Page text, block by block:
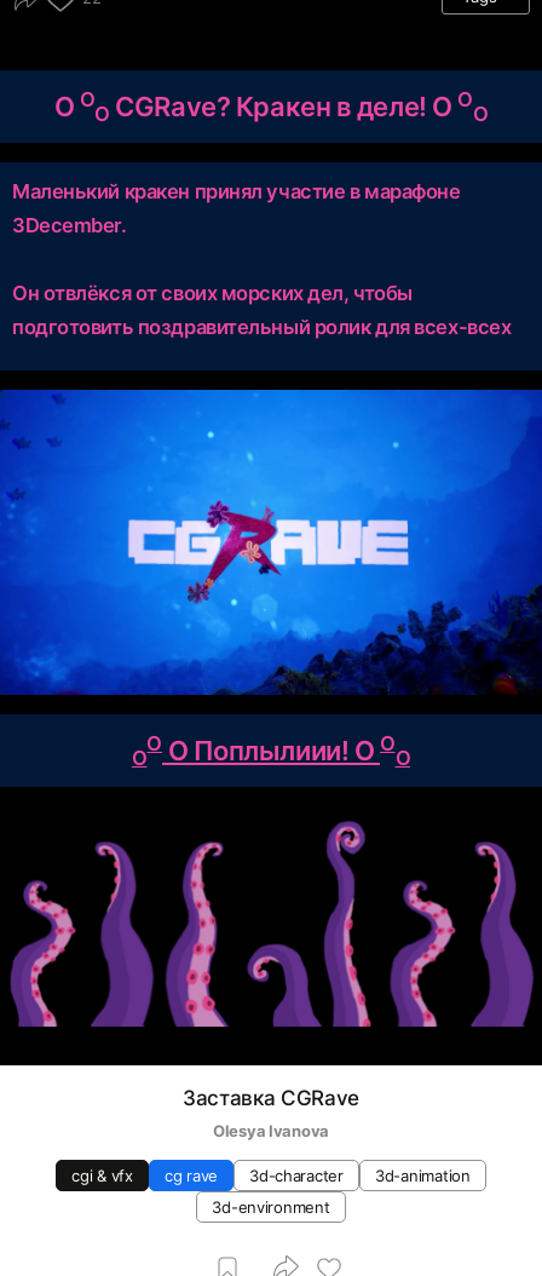
O O
O CGRave? Кракен в деле! O O
O
Маленький кракен принял участие в марафоне
3December.
Он отвлёкся от своих морских дел, чтобы
подготовить поздравительный ролик для всех-всех
O
O O Поплылиии! O O
O
Заставка CGRave
Olesya Ivanova
cgi & vfx cg rave 3d-character
3d-animation
3d-environment